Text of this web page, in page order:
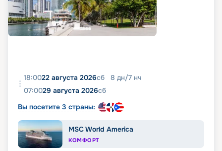
18:0022 августа 2026сб 8 дн/7 нч
07:0029 августа 2026сб
Вы посетите 3 страны:
MSC World America
КОМФОРТ